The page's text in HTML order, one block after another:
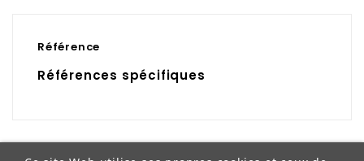
Référence
Références spécifiques